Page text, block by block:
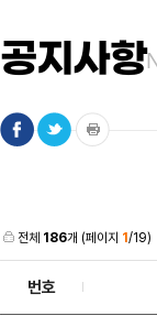
공지사항
전체 186개 (페이지 1 /19)
번호